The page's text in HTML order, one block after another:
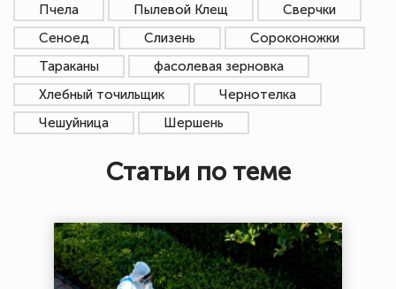
Пчела
Пылевой Клещ
Сверчки
Сеноед
Слизень
Сороконожки
Тараканы
фасолевая зерновка
Хлебный точильщик
Чернотелка
Чешуйница
Шершень
Статьи по теме